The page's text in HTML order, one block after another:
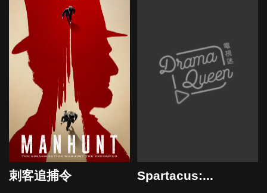
刺客追捕令 Spartacus:...